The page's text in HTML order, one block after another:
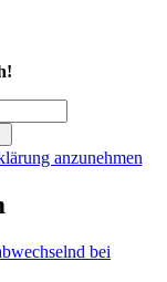
anzunehmen
bei